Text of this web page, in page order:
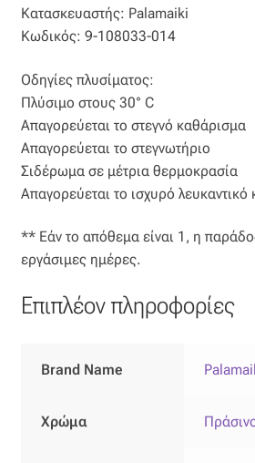
Οργάντζα με κέντημα
Οργάντζα με φλοκ
Οργάντζα μεταξωτή
Οργάντζα ντεβορέ
Οργάντζα τσαλακωτή
Σενίλ
Κατασκευαστής: Palamaiki
Κωδικός: 9-108033-014
Οδηγίες πλυσίματος:
Πλύσιμο στους 30° C
Απαγορεύεται το στεγνό καθάρισμα
Απαγορεύεται το στεγνωτήριο
Σιδέρωμα σε μέτρια θερμοκρασία
Απαγορεύεται το ισχυρό λευκαντικό
** Εάν το απόθεμα είναι 1, η
εργάσιμες ημέρες.
Επιπλέον πληροφορίες
Brand Name
Χρώμα